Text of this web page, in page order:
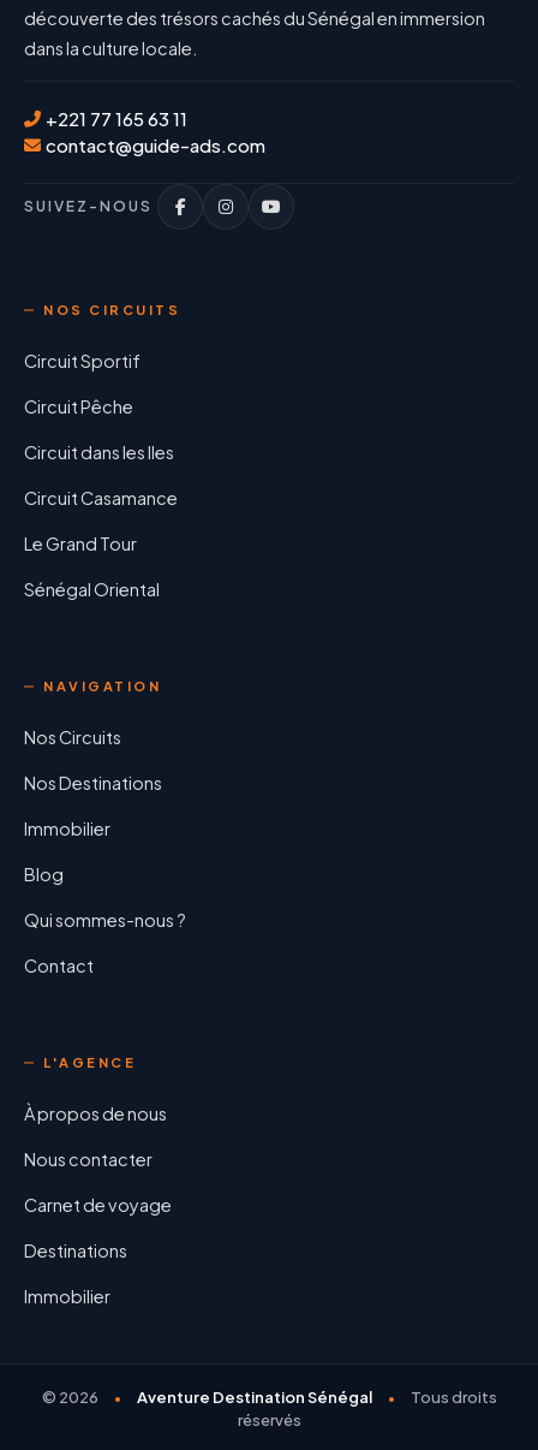
découverte des trésors cachés du Sénégal en immersion
dans la culture locale.
+221 77 165 63 11
contact@guide-ads.com
SUIVEZ-NOUS
NOS CIRCUITS
Circuit Sportif
Circuit Pêche
Circuit dans les Iles
Circuit Casamance
Le Grand Tour
Sénégal Oriental
NAVIGATION
Nos Circuits
Nos Destinations
Immobilier
Blog
Qui sommes-nous ?
Contact
L'AGENCE
À propos de nous
Nous contacter
Carnet de voyage
Destinations
Immobilier
© 2026 Aventure Destination Sénégal
Tous droits
réservés